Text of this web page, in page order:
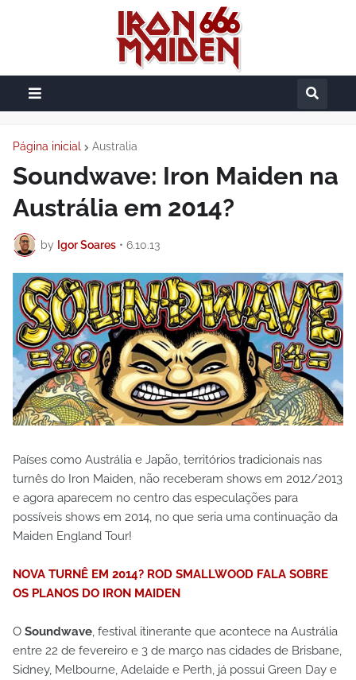
Página inicial Australia
Soundwave: Iron Maiden na
Austrália em 2014?
by Igor Soares • 6.10.13
Países como Austrália e Japão, territórios tradicionais nas
turnês do Iron Maiden, não receberam shows em 2012/2013
e agora aparecem no centro das especulações para
possíveis shows em 2014, no que seria uma continuação da
Maiden England Tour!
NOVA TURNÊ EM 2014? ROD SMALLWOOD FALA SOBRE
OS PLANOS DO IRON MAIDEN
O Soundwave, festival itinerante que acontece na Austrália
entre 22 de fevereiro e 3 de março nas cidades de Brisbane,
Sidney, Melbourne, Adelaide e Perth, já possui Green Day e